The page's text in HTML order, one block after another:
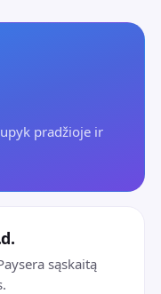
pradžioje ir
sąskaitą